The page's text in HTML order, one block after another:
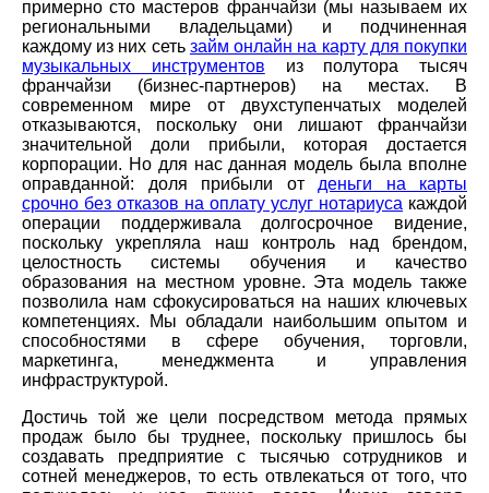
примерно сто мастеров франчайзи (мы называем их
региональными владельцами) и подчиненная
каждому из них сеть займ онлайн на карту для покупки
музыкальных инструментов из полутора тысяч
франчайзи (бизнес-партнеров) на местах. В
современном мире от двухступенчатых моделей
отказываются, поскольку они лишают франчайзи
значительной доли прибыли, которая достается
корпорации. Но для нас данная модель была вполне
оправданной: доля прибыли от деньги на карты
срочно без отказов на оплату услуг нотариуса каждой
операции поддерживала долгосрочное видение,
поскольку укрепляла наш контроль над брендом,
целостность системы обучения и качество
образования на местном уровне. Эта модель также
позволила нам сфокусироваться на наших ключевых
компетенциях. Мы обладали наибольшим опытом и
способностями в сфере обучения, торговли,
маркетинга, менеджмента и управления
инфраструктурой.
Достичь той же цели посредством метода прямых
продаж было бы труднее, поскольку пришлось бы
создавать предприятие с тысячью сотрудников и
сотней менеджеров, то есть отвлекаться от того, что